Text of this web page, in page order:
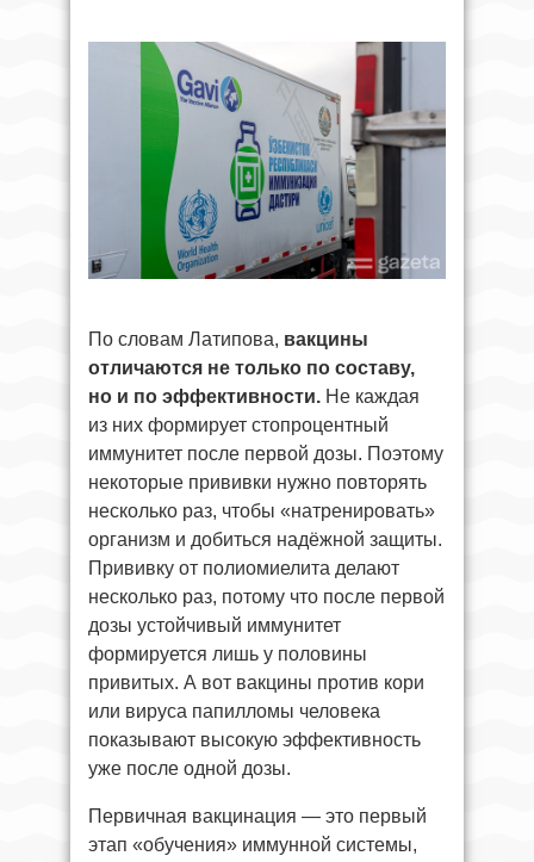
По словам Латипова, вакцины
отличаются не только по составу,
но и по эффективности. Не каждая
из них формирует стопроцентный
иммунитет после первой дозы. Поэтому
некоторые прививки нужно повторять
несколько раз, чтобы «натренировать»
организм и добиться надёжной защиты.
Прививку от полиомиелита делают
несколько раз, потому что после первой
дозы устойчивый иммунитет
формируется лишь у половины
привитых. А вот вакцины против кори
или вируса папилломы человека
показывают высокую эффективность
уже после одной дозы.
Первичная вакцинация — это первый
этап «обучения» иммунной системы,